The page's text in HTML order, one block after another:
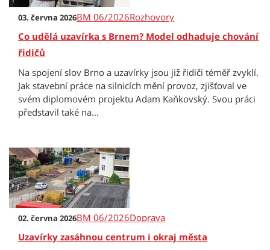
03. června 2026BM 06/2026Rozhovory
Co udělá uzavírka s Brnem? Model odhaduje chování
řidičů
Na spojení slov Brno a uzavírky jsou již řidiči téměř zvyklí.
Jak stavební práce na silnicích mění provoz, zjišťoval ve
svém diplomovém projektu Adam Kaňkovský. Svou práci
představil také na...
02. června 2026BM 06/2026Doprava
Uzavírky zasáhnou centrum i okraj města